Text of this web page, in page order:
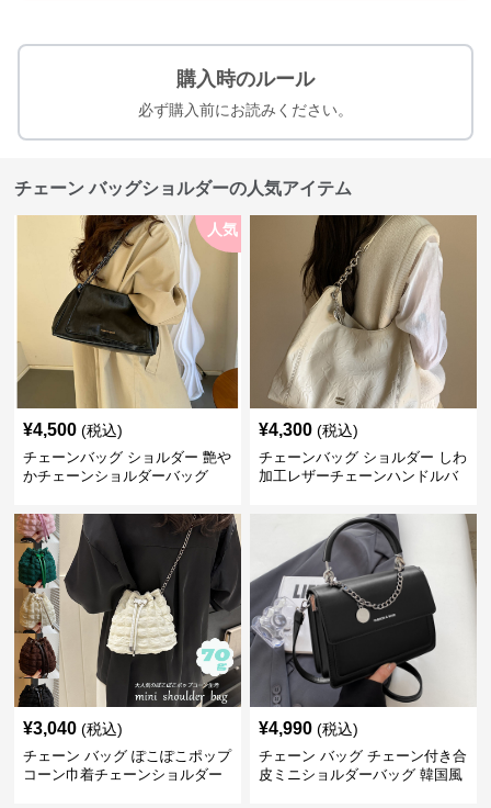
購入時のルール
必ず購入前にお読みください。
チェーン バッグショルダーの人気アイテム
人気
¥4,500 (税込)
チェーンバッグ ショルダー 艶や
かチェーンショルダーバッグ
¥4,300 (税込)
チェーンバッグ ショルダー しわ
加工レザーチェーンハンドルバ
¥3,040 (税込)
チェーン バッグ ぽこぽこポップ
コーン巾着チェーンショルダー
¥4,990 (税込)
チェーン バッグ チェーン付き合
皮ミニショルダーバッグ 韓国風